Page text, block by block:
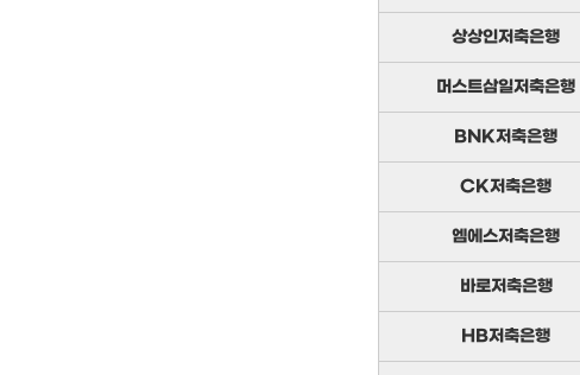
상상인저축은행
머스트삼일저축은행
BNK저축은행
CK저축은행
엠에스저축은행
바로저축은행
HB저축은행